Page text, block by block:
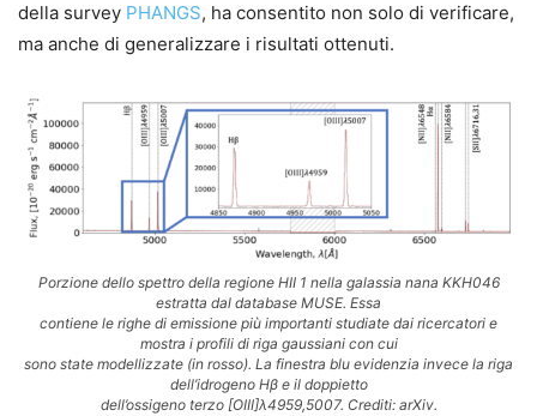
della survey PHANGS, ha consentito non solo di verificare,
ma anche di generalizzare i risultati ottenuti.
Porzione dello spettro della regione HII 1 nella galassia nana KKH046
estratta dal database MUSE. Essa
contiene le righe di emissione più importanti studiate dai ricercatori e
mostra i profili di riga gaussiani con cui
sono state modellizzate (in rosso). La finestra blu evidenzia invece la riga
dell’idrogeno Hβ e il doppietto
dell’ossigeno terzo [OIII]λ4959,5007. Crediti: arXiv.